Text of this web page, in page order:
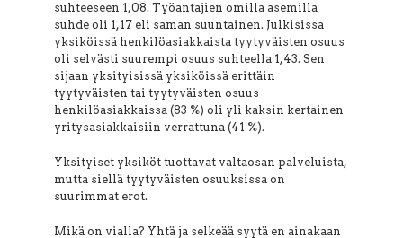
suhteeseen 1,08. Työantajien omilla asemilla
suhde oli 1,17 eli saman suuntainen. Julkisissa
yksiköissä henkilöasiakkaista tyytyväisten osuus
oli selvästi suurempi osuus suhteella 1,43. Sen
sijaan yksityisissä yksiköissä erittäin
tyytyväisten tai tyytyväisten osuus
henkilöasiakkaissa (83 %) oli yli kaksin kertainen
yritysasiakkaisiin verrattuna (41 %).
Yksityiset yksiköt tuottavat valtaosan palveluista,
mutta siellä tyytyväisten osuuksissa on
suurimmat erot.
Mikä on vialla? Yhtä ja selkeää syytä en ainakaan